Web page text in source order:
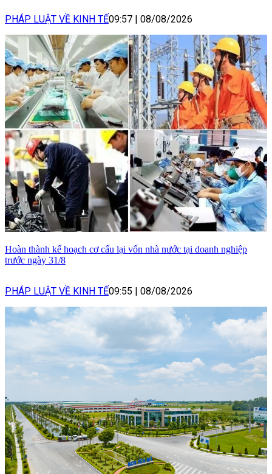
PHÁP LUẬT VỀ KINH TẾ09:57 | 08/08/2026
Hoàn thành kế hoạch cơ cấu lại vốn nhà nước tại doanh nghiệp
trước ngày 31/8
PHÁP LUẬT VỀ KINH TẾ09:55 | 08/08/2026